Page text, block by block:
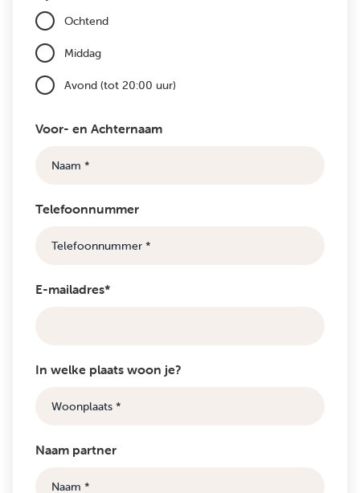
Ochtend
Middag
Avond (tot 20:00 uur)
Voor- en Achternaam
Telefoonnummer
E-mailadres*
In welke plaats woon je?
Naam partner